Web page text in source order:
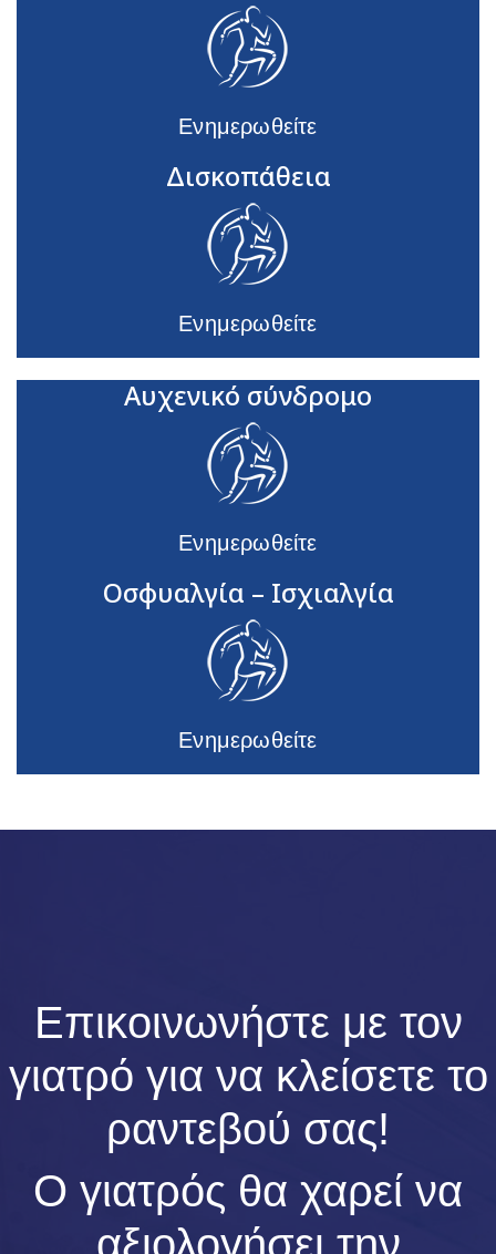
Ενημερωθείτε
Δισκοπάθεια
Ενημερωθείτε
Αυχενικό σύνδρομο
Ενημερωθείτε
Οσφυαλγία – Ισχιαλγία
Ενημερωθείτε
Επικοινωνήστε με τον
γιατρό για να κλείσετε το
ραντεβού σας!
Ο γιατρός θα χαρεί να
αξιολογήσει την